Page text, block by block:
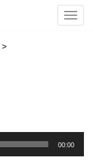
>
00:00